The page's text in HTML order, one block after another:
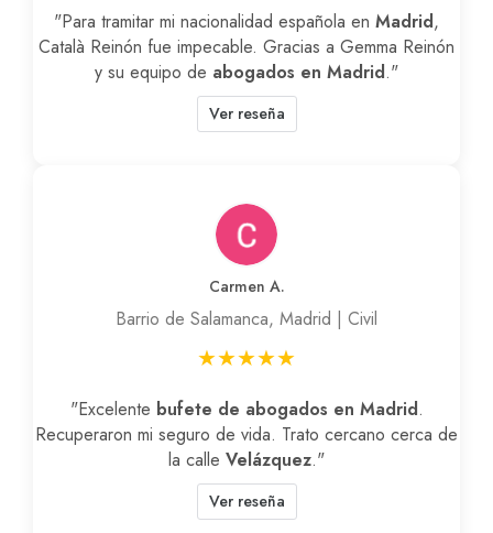
"Para tramitar mi nacionalidad española en Madrid,
Català Reinón fue impecable. Gracias a Gemma Reinón
y su equipo de abogados en Madrid."
Ver reseña
Carmen A.
Barrio de Salamanca, Madrid | Civil
★★★★★
"Excelente bufete de abogados en Madrid.
Recuperaron mi seguro de vida. Trato cercano cerca de
la calle Velázquez."
Ver reseña